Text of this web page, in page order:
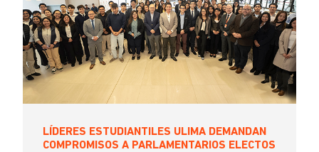
LA
NAVEGACIÓN
LÍDERES ESTUDIANTILES ULIMA DEMANDAN
COMPROMISOS A PARLAMENTARIOS ELECTOS